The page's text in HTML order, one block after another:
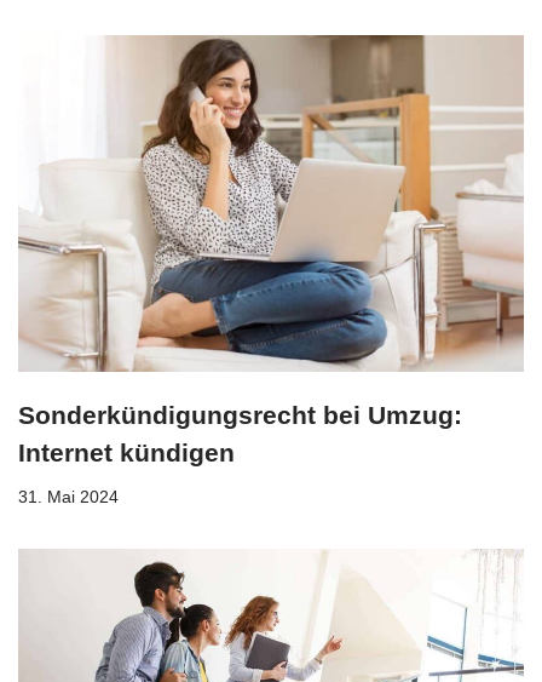
Sonderkündigungsrecht bei Umzug:
Internet kündigen
31. Mai 2024